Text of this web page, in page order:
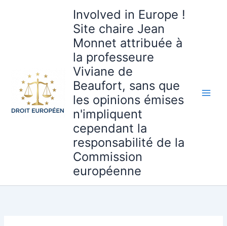
Involved in Europe !
Site chaire Jean
Monnet attribuée à
la professeure
Viviane de
Beaufort, sans que
les opinions émises
n'impliquent
cependant la
responsabilité de la
Commission
européenne